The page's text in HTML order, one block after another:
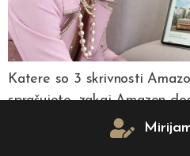
Katere so 3 skrivnosti
sprašujete, zakaj Amazon
konverzije s svojimi
spletni prodajalec morate